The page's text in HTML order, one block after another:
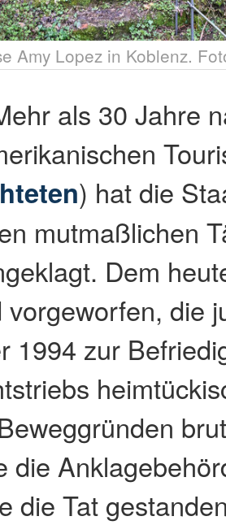
Amy Lopez in Koblenz.
als 30 Jahre
) hat die
mutmaßlichen
Dem
vorgeworfen, die
1994 zur
die
die Tat